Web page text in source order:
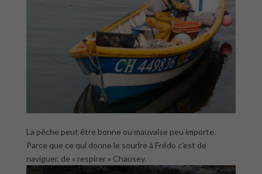
La pêche peut être bonne ou mauvaise peu importe.
Parce que ce qui donne le sourire à Frédo c’est de
naviguer, de « respirer » Chausey.